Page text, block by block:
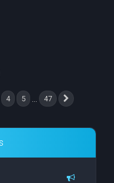
avancée
4 5 47